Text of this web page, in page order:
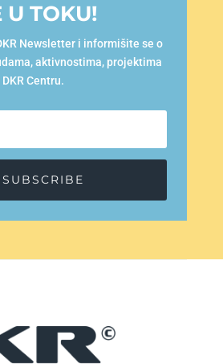
U TOKU!
Newsletter i informišite se o
aktivnostima, projektima
Centru.
SUBSCRIBE